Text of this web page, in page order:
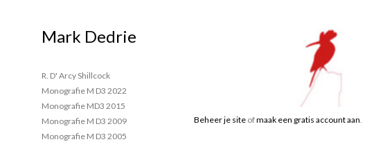
Beheer je site ofmaak een gratis account aan.
Mark Dedrie
R. D' Arcy Shillcock
Monografie M D3 2022
Monografie MD3 2015
Monografie M D3 2009
Monografie M D3 2005